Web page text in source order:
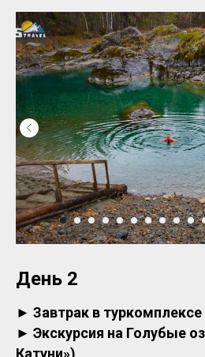
День 2
► Завтрак в туркомплексе
► Экскурсия на Голубые
Катуни»)